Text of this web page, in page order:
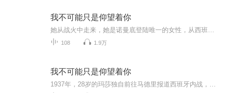
我不可能只是仰望着你
108 1.9万
我不可能只是仰望着你